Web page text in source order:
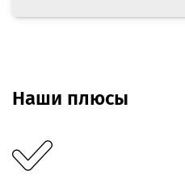
Наши плюсы